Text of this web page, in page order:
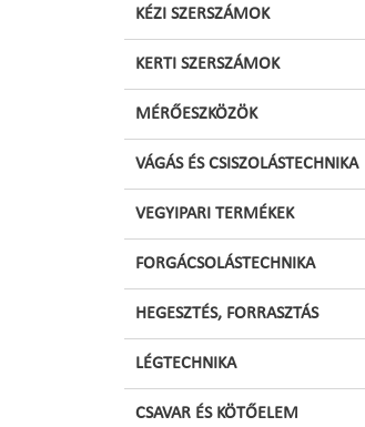
KÉZI SZERSZÁMOK
KERTI SZERSZÁMOK
MÉRŐESZKÖZÖK
VÁGÁS ÉS CSISZOLÁSTECHNIKA
VEGYIPARI TERMÉKEK
FORGÁCSOLÁSTECHNIKA
HEGESZTÉS, FORRASZTÁS
LÉGTECHNIKA
CSAVAR ÉS KÖTŐELEM